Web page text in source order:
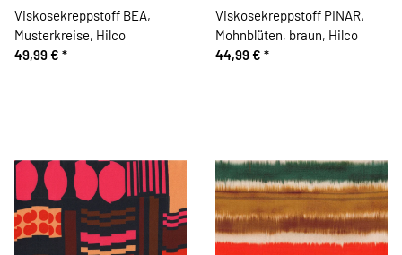
Viskosekreppstoff BEA,
Musterkreise, Hilco
49,99 € *
Viskosekreppstoff PINAR,
Mohnblüten, braun, Hilco
44,99 € *